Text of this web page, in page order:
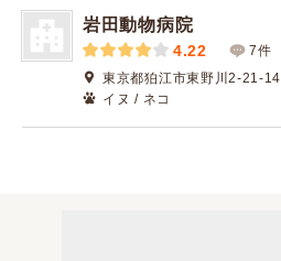
岩田動物病院
4.22
7件
東京都狛江市東野川2-21-14
イヌ / ネコ